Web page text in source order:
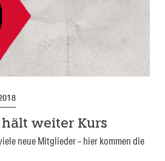
weiter Kurs
neue Mitglieder – hier kommen die